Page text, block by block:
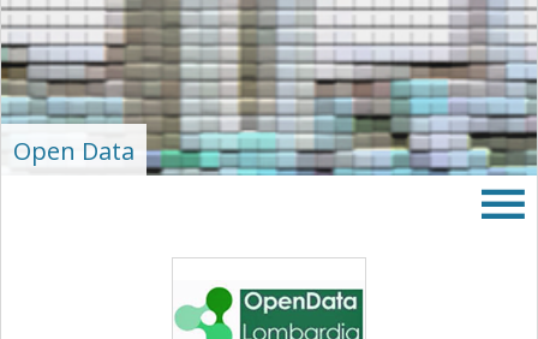
all'
area
banner
Salta
footer
Open Data